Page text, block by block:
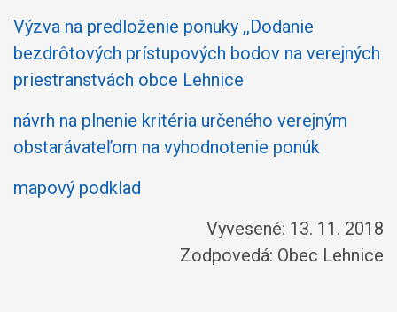
Výzva na predloženie ponuky ,,Dodanie
bezdrôtových prístupových bodov na verejných
priestranstvách obce Lehnice
návrh na plnenie kritéria určeného verejným
obstarávateľom na vyhodnotenie ponúk
mapový podklad
Vyvesené: 13. 11. 2018
Zodpovedá: Obec Lehnice